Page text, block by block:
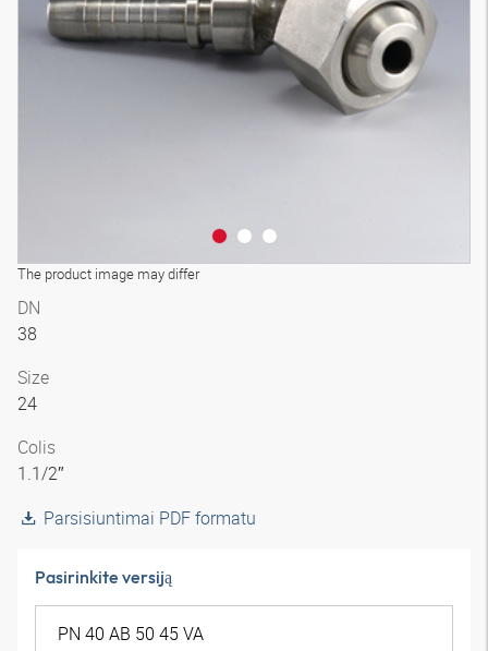
The product image may differ
3D modelis
DN
38
Size
24
Colis
1.1/2″
Parsisiuntimai PDF formatu
Pasirinkite versiją